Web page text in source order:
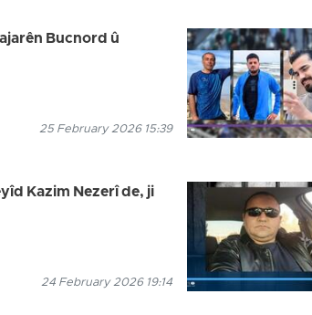
Bucnord û
25 February 2026 15:39
Kazim Nezerî de, ji
24 February 2026 19:14